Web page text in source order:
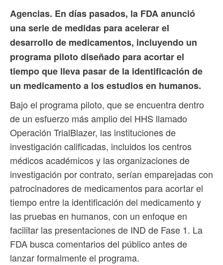
Agencias. En días pasados, la FDA anunció
una serie de medidas para acelerar el
desarrollo de medicamentos, incluyendo un
programa piloto diseñado para acortar el
tiempo que lleva pasar de la identificación de
un medicamento a los estudios en humanos.
Bajo el programa piloto, que se encuentra dentro
de un esfuerzo más amplio del HHS llamado
Operación TrialBlazer, las instituciones de
investigación calificadas, incluidos los centros
médicos académicos y las organizaciones de
investigación por contrato, serían emparejadas con
patrocinadores de medicamentos para acortar el
tiempo entre la identificación del medicamento y
las pruebas en humanos, con un enfoque en
facilitar las presentaciones de IND de Fase 1. La
FDA busca comentarios del público antes de
lanzar formalmente el programa.